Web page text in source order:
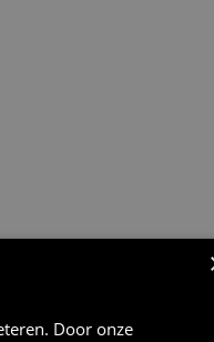
- schoolmeisje
Door onze